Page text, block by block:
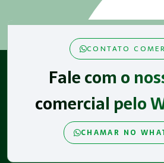
CONTATO
Fale com o
comercial pelo
CHAMAR NO